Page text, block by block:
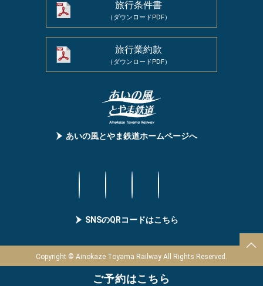
旅行条件書
（ダウンロードPDF）
旅行業約款
（ダウンロードPDF）
あいの⾵とやま鉄道ホームページへ
SNSのQRコードはこちら
Copyright © Ainokaze Toyama Railway All Rights Reserved.
ご予約はこちら